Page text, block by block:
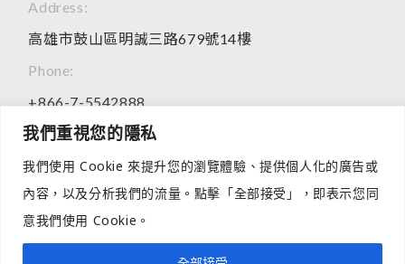
我們重視您的隱私
我們使用 Cookie 來提升您的瀏覽體驗、提供個人化的廣告或
內容，以及分析我們的流量。點擊「全部接受」，即表示您同
意我們使用 Cookie。
30ml雙劑水油真空瓶
READ MORE